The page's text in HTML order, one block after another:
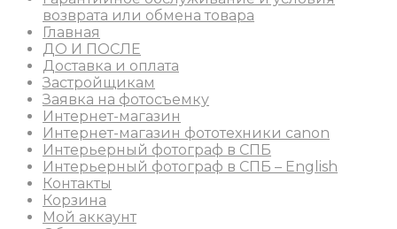
возврата или обмена товара
Главная
ДО И ПОСЛЕ
Доставка и оплата
Застройщикам
Заявка на фотосъемку
Интернет-магазин
Интернет-магазин фототехники canon
Интерьерный фотограф в СПБ
Интерьерный фотограф в СПБ – English
Контакты
Корзина
Мой аккаунт